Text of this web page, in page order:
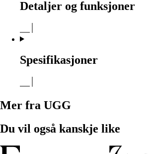
Detaljer og funksjoner
Spesifikasjoner
Mer fra UGG
Du vil også kanskje like